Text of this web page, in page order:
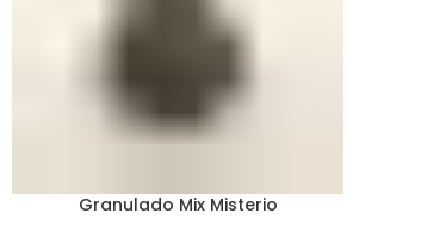
Granulado Mix Misterio